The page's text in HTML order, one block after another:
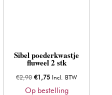
Sibel poederkwastje
fluweel 2 stk
€2,90 Oorspronkelijke
prijs
€1,75Huidige
prijs
Incl. BTW
Op bestelling